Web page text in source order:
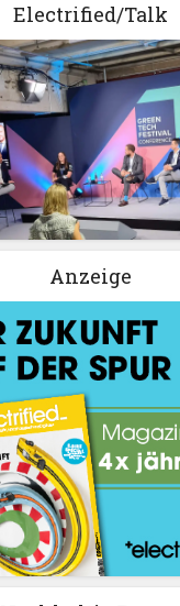
Electrified/Talk
Anzeige